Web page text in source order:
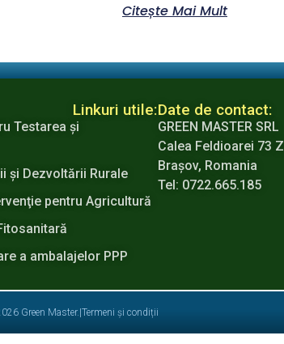
Citește Mai Mult
Linkuri utile:
Testarea şi
şi Dezvoltării Rurale
pentru Agricultură
a ambalajelor PPP
Date de contact:
GREEN MASTER SRL
Calea Feldioarei 73 Z
Brașov, Romania
Tel: 0722.665.185
Green Master. Termeni și condiții